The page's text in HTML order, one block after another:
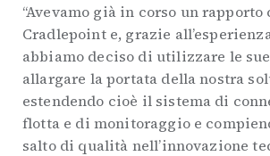
“Avevamo già in corso un rapporto
Cradlepoint e, grazie
abbiamo deciso di utilizzare le
allargare la portata della nostra
estendendo cioè il sistema di
flotta e di monitoraggio e
salto di qualità nell’innovazione